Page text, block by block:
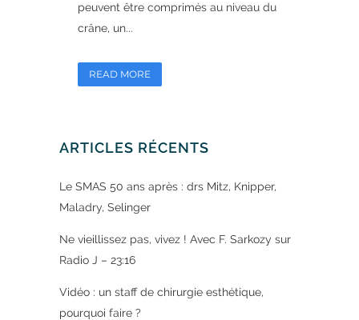
peuvent être comprimés au niveau du
crâne, un...
READ MORE
ARTICLES RÉCENTS
Le SMAS 50 ans après : drs Mitz, Knipper,
Maladry, Selinger
Ne vieillissez pas, vivez ! Avec F. Sarkozy sur
Radio J – 23:16
Vidéo : un staff de chirurgie esthétique,
pourquoi faire ?